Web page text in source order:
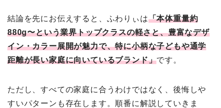
結論を先にお伝えすると、ふわりぃは「本体重量約
880g〜という業界トップクラスの軽さと、豊富なデザ
イン・カラー展開が魅力で、特に小柄な子どもや通学
距離が長い家庭に向いているブランド」です。
ただし、すべての家庭に合うわけではなく、後悔しや
すいパターンも存在します。順番に解説していきま